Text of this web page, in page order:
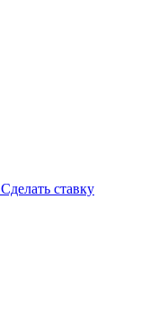
Сделать ставку